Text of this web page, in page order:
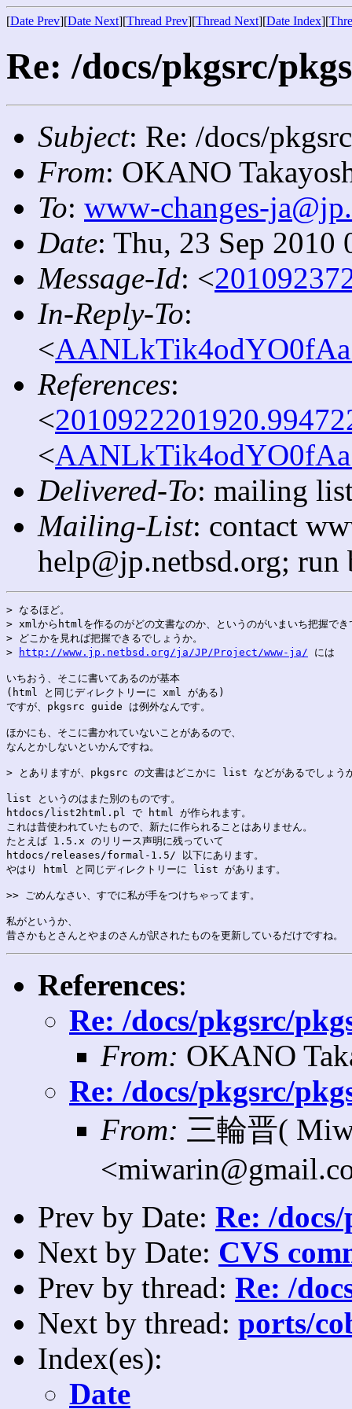
[Date Prev][Date Next][Thread Prev][Thread Next][Date Index][
Re: /docs/pkgsrc/
Subject: Re: /docs/
From: OKANO
To: www-changes-
Date: Thu, 23 Sep 2010
Message-Id: <
In-Reply-To:
<
References:
<
<
Delivered-To: mailing
Mailing-List: contact
help@jp.netbsd.org;
> なるほど。
> xmlからhtmlを作るのがどの文書なのか、というのがいまいち把握でき
> どこかを見れば把握できるでしょうか。
>
http://www.jp.netbsd.org/ja/JP/Project/www-ja/ には
いちおう、そこに書いてあるのが基本
(html と同じディレクトリーに xml がある)
ですが、pkgsrc guide は例外なんです。
ほかにも、そこに書かれていないことがあるので、
なんとかしないといかんですね。
> とありますが、pkgsrc の文書はどこかに list などがあるでしょう
list というのはまた別のものです。
htdocs/list2html.pl で html が作られます。
これは昔使われていたもので、新たに作られることはありません。
たとえば 1.5.x のリリース声明に残っていて
htdocs/releases/formal-1.5/ 以下にあります。
やはり html と同じディレクトリーに list があります。
>> ごめんなさい、すでに私が手をつけちゃってます。
私がというか、
References:
Re: /docs/pkgsrc/
From: OKANO
Re: /docs/pkgsrc/
From: 三輪晋(
Prev by Date: Re: /
Next by Date: CVS
Prev by thread: Re: /
Next by thread: ports/
Index(es):
Date